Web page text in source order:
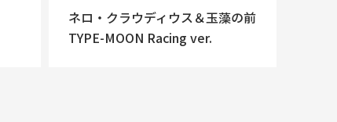
ネロ・クラウディウス＆玉藻の前
TYPE-MOON Racing ver.